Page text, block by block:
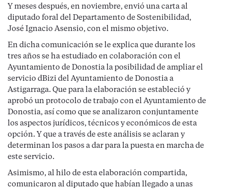
Y meses después, en noviembre, envió una carta al
diputado foral del Departamento de Sostenibilidad,
José Ignacio Asensio, con el mismo objetivo.
En dicha comunicación se le explica que durante los
tres años se ha estudiado en colaboración con el
Ayuntamiento de Donostia la posibilidad de ampliar el
servicio dBizi del Ayuntamiento de Donostia a
Astigarraga. Que para la elaboración se estableció y
aprobó un protocolo de trabajo con el Ayuntamiento de
Donostia, así como que se analizaron conjuntamente
los aspectos jurídicos, técnicos y económicos de esta
opción. Y que a través de este análisis se aclaran y
determinan los pasos a dar para la puesta en marcha de
este servicio.
Asimismo, al hilo de esta elaboración compartida,
comunicaron al diputado que habían llegado a unas